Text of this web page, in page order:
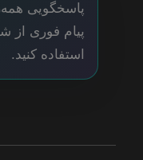
پاسخگویی
پیام فوری از
استفاده کنید.